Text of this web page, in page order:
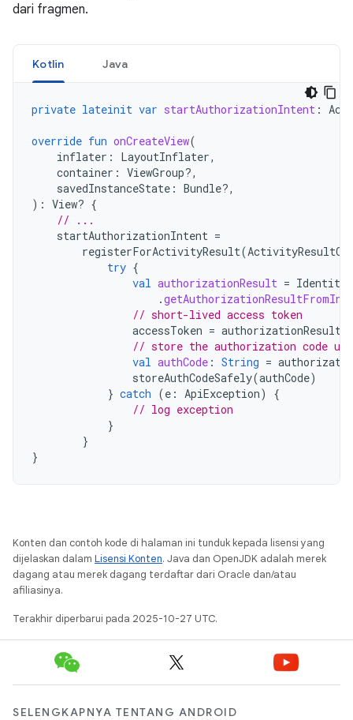
dari fragmen.
Kotlin Java
private lateinit var startAuthorizationIntent :
override fun onCreateView(
inflater : LayoutInflater,
container : ViewGroup?,
savedInstanceState : Bundle?,
): View? {
// ...
startAuthorizationIntent =
registerForActivityResult(
try {
val authorizationResult = Identity
.
// short-lived access token
accessToken = authorizationResult
// store the authorization code
val authCode : String =
storeAuthCodeSafely(authCode)
} catch (e : ApiException)
{
// log exception
}
}
}
Konten dan contoh kode di halaman ini tunduk kepada lisensi yang
dijelaskan dalam Lisensi Konten. Java dan OpenJDK adalah merek
dagang atau merek dagang terdaftar dari Oracle dan/atau
afiliasinya.
Terakhir diperbarui pada 2025-10-27 UTC.
SELENGKAPNYA TENTANG ANDROID